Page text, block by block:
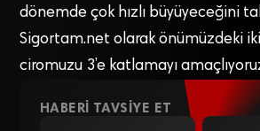
dönemde çok hızlı büyüyeceğini
Sigortam.net olarak önümüzdeki iki
ciromuzu 3’e katlamayı
HABERI TAVSIYE ET